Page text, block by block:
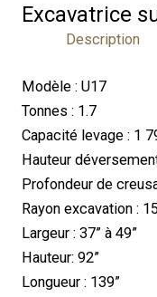
Excavatrice
Description
Modèle : U17
Tonnes : 1.7
Capacité levage : 1
Hauteur
Profondeur de
Rayon excavation :
Largeur : 37” à 49”
Hauteur: 92”
Longueur : 139”